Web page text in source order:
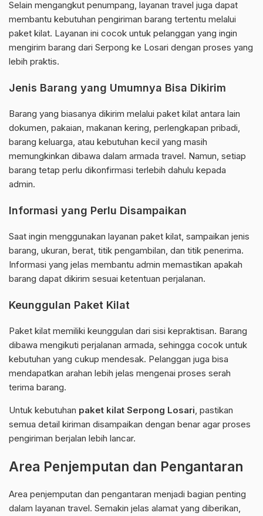
Selain mengangkut penumpang, layanan travel juga dapat
membantu kebutuhan pengiriman barang tertentu melalui
paket kilat. Layanan ini cocok untuk pelanggan yang ingin
mengirim barang dari Serpong ke Losari dengan proses yang
lebih praktis.
Jenis Barang yang Umumnya Bisa Dikirim
Barang yang biasanya dikirim melalui paket kilat antara lain
dokumen, pakaian, makanan kering, perlengkapan pribadi,
barang keluarga, atau kebutuhan kecil yang masih
memungkinkan dibawa dalam armada travel. Namun, setiap
barang tetap perlu dikonfirmasi terlebih dahulu kepada
admin.
Informasi yang Perlu Disampaikan
Saat ingin menggunakan layanan paket kilat, sampaikan jenis
barang, ukuran, berat, titik pengambilan, dan titik penerima.
Informasi yang jelas membantu admin memastikan apakah
barang dapat dikirim sesuai ketentuan perjalanan.
Keunggulan Paket Kilat
Paket kilat memiliki keunggulan dari sisi kepraktisan. Barang
dibawa mengikuti perjalanan armada, sehingga cocok untuk
kebutuhan yang cukup mendesak. Pelanggan juga bisa
mendapatkan arahan lebih jelas mengenai proses serah
terima barang.
Untuk kebutuhan paket kilat Serpong Losari, pastikan
semua detail kiriman disampaikan dengan benar agar proses
pengiriman berjalan lebih lancar.
Area Penjemputan dan Pengantaran
Area penjemputan dan pengantaran menjadi bagian penting
dalam layanan travel. Semakin jelas alamat yang diberikan,